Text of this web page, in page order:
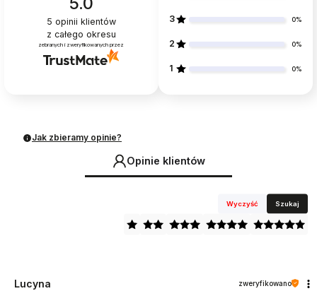
5 opinii klientów
z całego okresu
zebranych i zweryfikowanych przez
3 0%
2 0%
1 0%
Jak zbieramy opinie?
Opinie klientów
Wyczyść Szukaj
Lucyna zweryfikowano